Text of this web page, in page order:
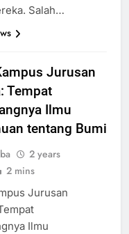
Salah…
Jurusan
Tempat
Ilmu
tentang Bumi
2 years
2 mins
Jurusan
Ilmu